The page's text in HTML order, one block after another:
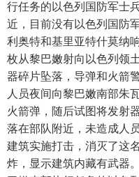
行任务的以色列国防军士
近，目前没有以色列国防
利奥特和基里亚特什莫纳
枚从黎巴嫩射向以色列领
器碎片坠落，导弹和火箭
人员夜间向黎巴嫩南部朱
火箭弹，随后试图将发射
落在部队附近，未造成人
建筑实施打击，消灭了这
炸，显示建筑内藏有武器